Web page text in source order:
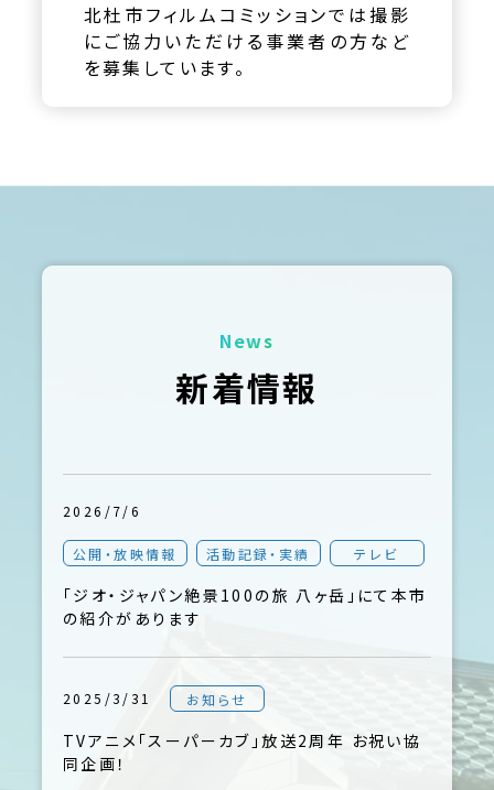
北杜市フィルムコミッションでは撮影
にご協力いただける事業者の方など
を募集しています。
News
新着情報
2026/7/6
公開・放映情報 活動記録・実績 テレビ
「ジオ・ジャパン絶景100の旅 八ヶ岳」にて本市
の紹介があります
2025/3/31 お知らせ
TVアニメ「スーパーカブ」放送2周年 お祝い協
同企画！